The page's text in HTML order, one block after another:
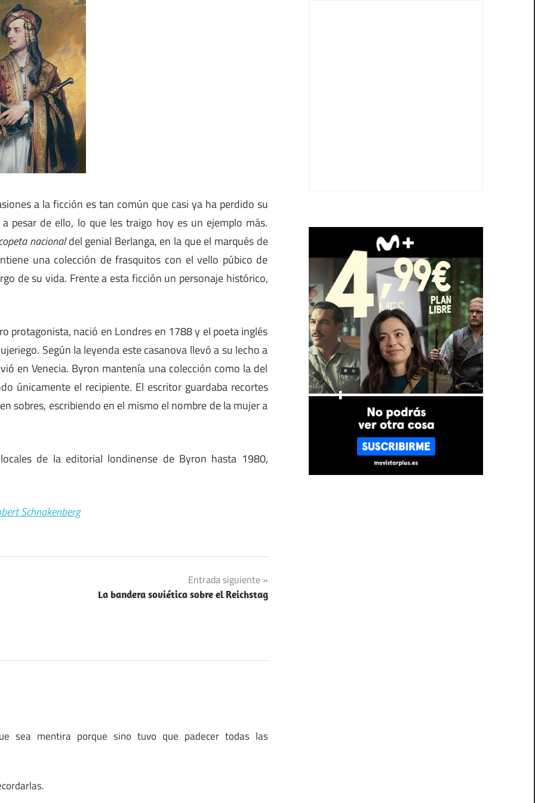
a la ficción es tan común que casi ya ha perdido su
pesar de ello, lo que les traigo hoy es un ejemplo más.
nacionaldel genial Berlanga, en la que el marqués de
una colección de frasquitos con el vello púbico de
de su vida. Frente a esta ficción un personaje histórico,
protagonista, nació en Londres en 1788 y el poeta inglés
Según la leyenda este casanova llevó a su lecho a
en Venecia. Byron mantenía una colección como la del
únicamente el recipiente. El escritor guardaba recortes
sobres, escribiendo en el mismo el nombre de la mujer a
de la editorial londinense de Byron hasta 1980,
Schnakenberg
Entrada siguiente
La bandera soviética sobre el Reichstag
sea mentira porque sino tuvo que padecer todas las